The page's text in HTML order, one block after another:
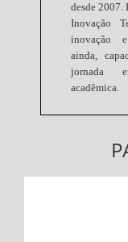
desde 2007.
Inovação
inovação e
ainda,
jornada
acadêmica.
FORA DA